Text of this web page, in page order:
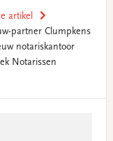
artikel
partner Clumpkens
notariskantoor
Notarissen